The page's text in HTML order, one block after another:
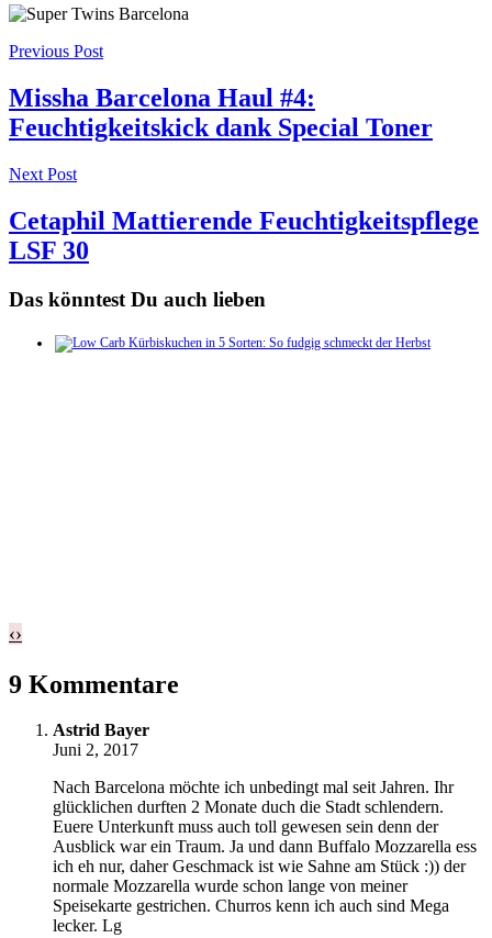
Post
navigation
Previous Post
Missha Barcelona Haul #4:
Feuchtigkeitskick dank Special Toner
Next Post
Cetaphil Mattierende Feuchtigkeitspflege
LSF 30
Das könntest Du auch lieben
‹›
9 Kommentare
Astrid Bayer
Juni 2, 2017
Nach Barcelona möchte ich unbedingt mal seit Jahren. Ihr
glücklichen durften 2 Monate duch die Stadt schlendern.
Euere Unterkunft muss auch toll gewesen sein denn der
Ausblick war ein Traum. Ja und dann Buffalo Mozzarella ess
ich eh nur, daher Geschmack ist wie Sahne am Stück :)) der
normale Mozzarella wurde schon lange von meiner
Speisekarte gestrichen. Churros kenn ich auch sind Mega
lecker. Lg